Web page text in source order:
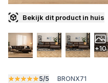
Bekijk dit product in huis
+10
5/5 BRONX71